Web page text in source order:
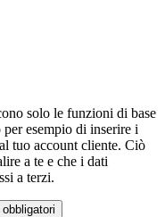
solo le funzioni di base
esempio di inserire i
tuo account cliente. Ciò
a te e che i dati
a terzi.